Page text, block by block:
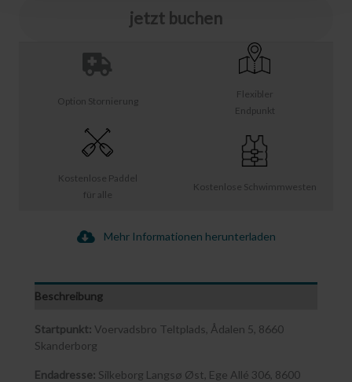
Kostenlose Schwimmwesten
Kostenlose Paddel
für alle
Flexibler
Endpunkt
Option Stornierung
Mehr Informationen herunterladen
Beschreibung
Startpunkt: Voervadsbro Teltplads, Ådalen 5, 8660
Skanderborg
Endadresse: Silkeborg Langsø Øst, Ege Allé 306, 8600
jetzt buchen